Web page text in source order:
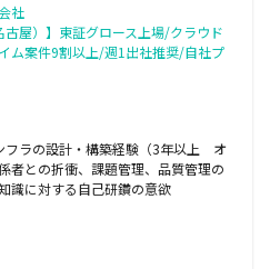
社
古屋）】東証グロース上場/クラウド
ム案件9割以上/週1出社推奨/自社プ
フラの設計・構築経験（3年以上 オ
者との折衝、課題管理、品質管理の
識に対する自己研鑽の意欲